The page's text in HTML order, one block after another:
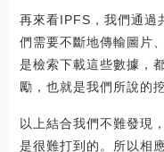
再來看IPFS，我們通過
們需要不斷地傳輸圖片
是檢索下載這些數據，
勵，也就是我們所說的挖
以上結合我們不難發現
是很難打到的。所以相